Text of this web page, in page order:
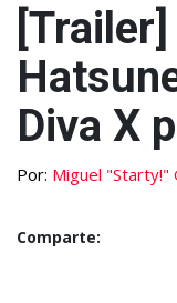
Diva X
Por: Miguel "Starty!"
Comparte: